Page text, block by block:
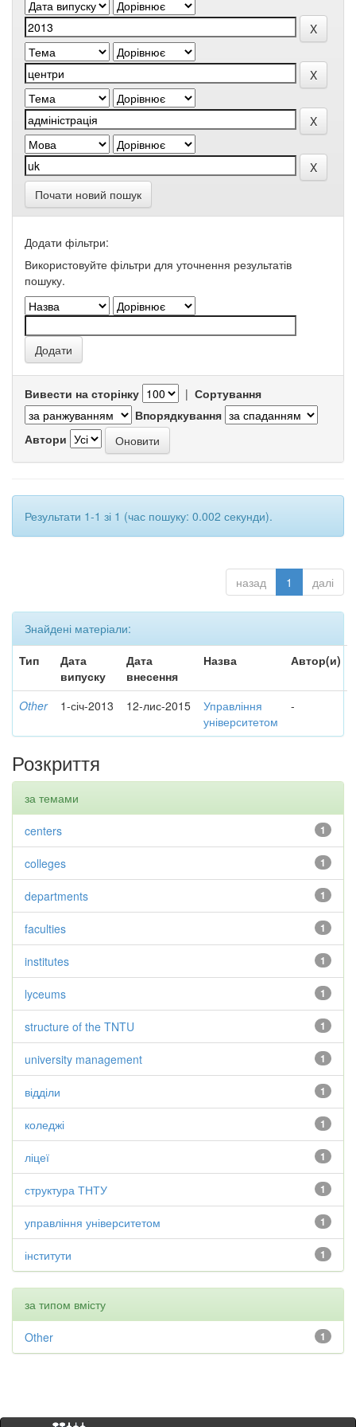
Почати новий пошук
Додати фільтри:
Використовуйте фільтри для уточнення результатів
пошуку.
Вивести на сторінку | Сортування
Впорядкування
Автори
Результати 1-1 зі 1 (час пошуку: 0.002 секунди).
назад 1 далі
Знайдені матеріали:
Тип
Дата
випуску
Дата
внесення
Назва Автор(и)
Other 1-січ-2013 12-лис-2015
Управління
університетом
-
Розкриття
за темами
1
centers
1
colleges
1
departments
1
faculties
1
institutes
1
lyceums
1
structure of the TNTU
1
university management
1
відділи
1
коледжі
1
ліцеї
1
структура ТНТУ
1
управління університетом
1
інститути
за типом вмісту
1
Other